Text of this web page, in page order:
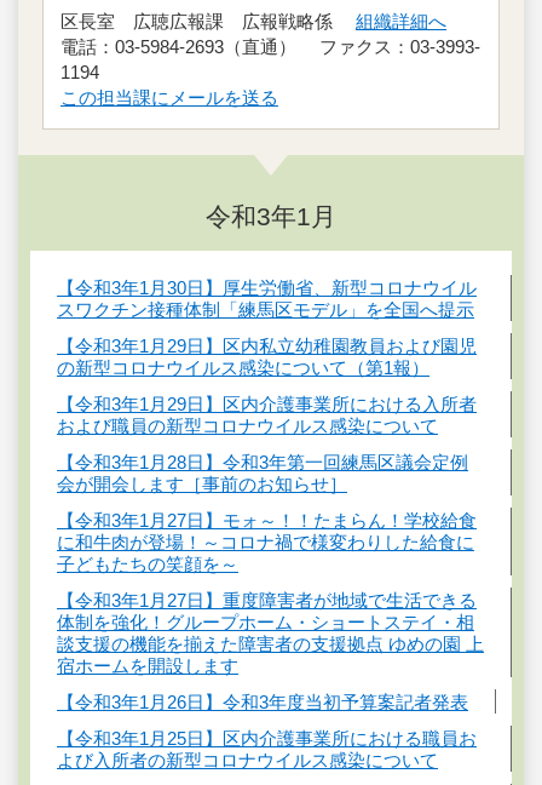
区長室 広聴広報課 広報戦略係 組織詳細へ
電話：03-5984-2693（直通） ファクス：03-3993-
1194
この担当課にメールを送る
令和3年1月
【令和3年1月30日】厚生労働省、新型コロナウイル
スワクチン接種体制「練馬区モデル」を全国へ提示
【令和3年1月29日】区内私立幼稚園教員および園児
の新型コロナウイルス感染について（第1報）
【令和3年1月29日】区内介護事業所における入所者
および職員の新型コロナウイルス感染について
【令和3年1月28日】令和3年第一回練馬区議会定例
会が開会します［事前のお知らせ］
【令和3年1月27日】モォ～！！たまらん！学校給食
に和牛肉が登場！～コロナ禍で様変わりした給食に
子どもたちの笑顔を～
【令和3年1月27日】重度障害者が地域で生活できる
体制を強化！グループホーム・ショートステイ・相
談支援の機能を揃えた障害者の支援拠点 ゆめの園 上
宿ホームを開設します
【令和3年1月26日】令和3年度当初予算案記者発表
【令和3年1月25日】区内介護事業所における職員お
よび入所者の新型コロナウイルス感染について